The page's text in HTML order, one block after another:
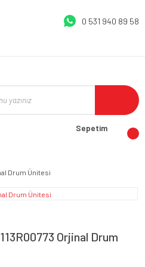
0 531 940 89 58
Sepetim
Orjinal Drum